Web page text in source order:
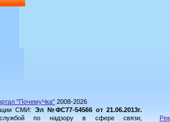
"ПочемуЧка" 2008-2026
СМИ: Эл №ФС77-54566 от 21.06.2013г.
по надзору в сфере связи,